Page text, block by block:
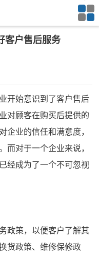
客户售后服务
开始意识到了客户售后
对顾客在购买后提供的
企业的信任和满意度，
而对于一个企业来说，
经成为了一个不可忽视
政策，以便客户了解其
货政策、维修保修政